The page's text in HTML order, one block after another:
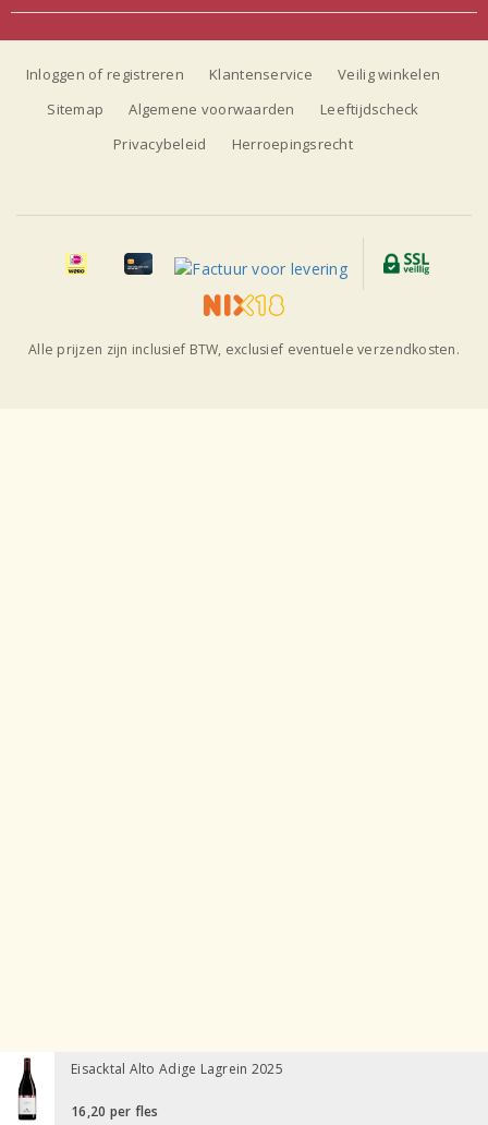
Eisacktal Alto Adige Lagrein 2025
16,20 per fles
Inloggen of registreren Klantenservice
Veilig winkelen
Sitemap
Algemene voorwaarden
Leeftijdscheck
Privacybeleid
Herroepingsrecht
Alle prijzen zijn inclusief BTW, exclusief eventuele verzendkosten.